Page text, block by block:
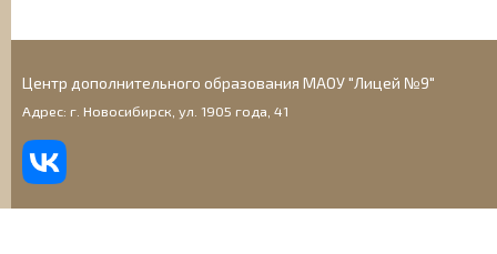
Центр дополнительного образования МАОУ "Лицей №9"
Адрес: г. Новосибирск, ул. 1905 года, 41